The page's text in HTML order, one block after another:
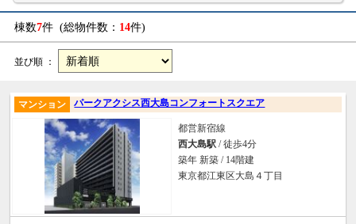
棟数7件 (総物件数： 14件)
並び順 ：
パークアクシス西大島コンフォートスクエア
マンション
都営新宿線
西大島駅 / 徒歩4分
築年 新築 / 14階建
東京都江東区大島４丁目